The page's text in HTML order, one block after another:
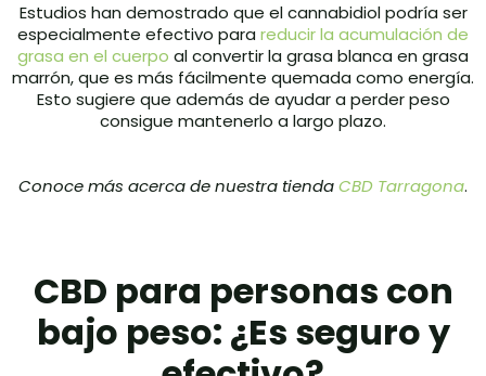
Estudios han demostrado que el cannabidiol podría ser
especialmente efectivo para reducir la acumulación de
grasa en el cuerpo al convertir la grasa blanca en grasa
marrón, que es más fácilmente quemada como energía.
Esto sugiere que además de ayudar a perder peso
consigue mantenerlo a largo plazo.
Conoce más acerca de nuestra tiendaCBD Tarragona.
CBD para personas con
bajo peso: ¿Es seguro y